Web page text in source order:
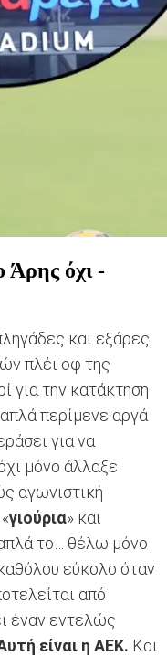
όχι -
και εξάρες.
πλέι οφ της
για την κατάκτηση
περίμενε αργά
για να
μόνο άλλαξε
αγωνιστική
γιούρια» και
το… θέλω μόνο
εύκολο όταν
από
έναν εντελώς
είναι η ΑΕΚ. Και